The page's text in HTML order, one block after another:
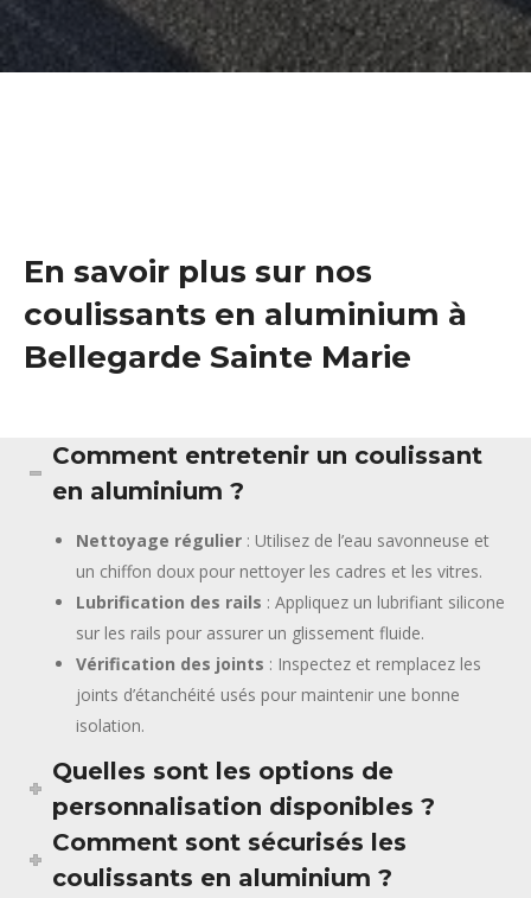
En savoir plus sur nos
coulissants en aluminium à
Bellegarde Sainte Marie
Comment entretenir un coulissant
en aluminium ?
Nettoyage régulier : Utilisez de l’eau savonneuse et
un chiffon doux pour nettoyer les cadres et les vitres.
Lubrification des rails : Appliquez un lubrifiant silicone
sur les rails pour assurer un glissement fluide.
Vérification des joints : Inspectez et remplacez les
joints d’étanchéité usés pour maintenir une bonne
isolation.
Quelles sont les options de
personnalisation disponibles ?
Comment sont sécurisés les
coulissants en aluminium ?